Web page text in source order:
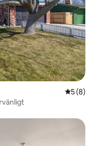
5 av 5 i
5 (8)